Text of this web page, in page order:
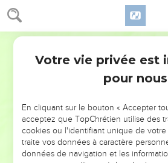
1 Samuel 11
de joie
10 et dirent aux Ammonites : «
Le lendemain, Saül répartit son
pénétrèrent en plein camp ennemi
dispersèrent au point qu’il n’en resta
Alors les Israélites dirent à Samuel :
qui ne voulaient pas que Saül règne
les livre, afin que nous les fassions
Votre vie privée est
pour nous
En cliquant sur le bouton « Accepter
acceptez que TopChrétien utilise des
cookies ou l'identifiant unique de votre
traite vos données à caractère
données de navigation et les